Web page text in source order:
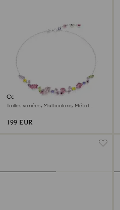
Collier Gema
Tailles variées, Multicolore, Métal
199 EUR